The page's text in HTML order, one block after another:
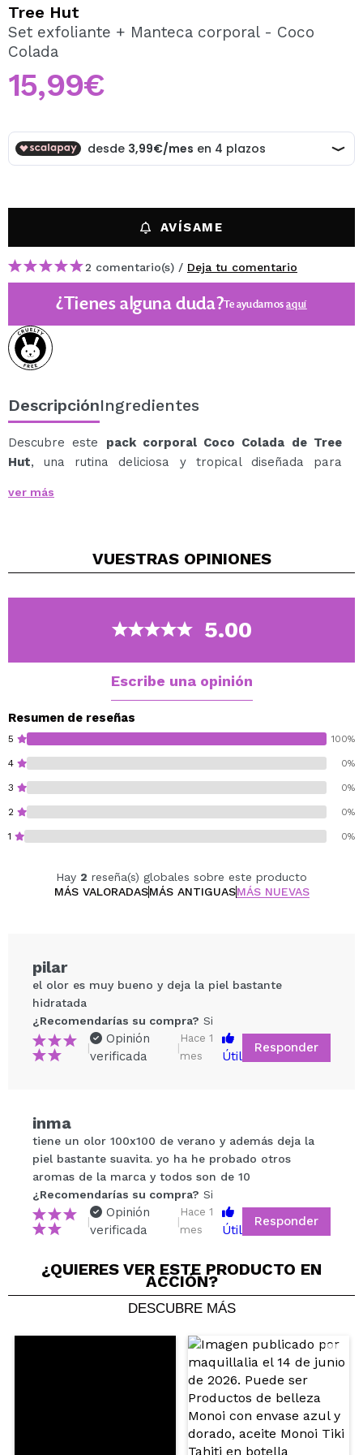
Al crear una cuenta en Maquillalia.com podrás realizar
tus compras rápidamente, revisar el estado de tus
Tree Hut
Set exfoliante + Manteca corporal - Coco
Colada
15,99€
AVÍSAME
2 comentario(s) / Deja tu comentario
¿Tienes alguna duda?Te ayudamosaquí
DescripciónIngredientes
Descubre este pack corporal Coco Colada de Tree
Hut, una rutina deliciosa y tropical diseñada para
en un aroma exótico irresistible.
exfoliante de azúcar con la nutrición intensa de la
flexible, luminosa y confortable.
Su fragancia combina notas de piña, leche de coco,
guayaba y orquídea blanca, transformando el momento
fresca, dulce y paradisíaca.
1 x Exfoliante de Azúcar Coco Colada (510g): ayuda
a eliminar células muertas e impurezas, dejando la
piel más suave, renovada y luminosa.
1 x Manteca Corporal Soufflé Coco Colada (240g):
nutre e hidrata intensamente, aportando suavidad,
ver más
VUESTRAS OPINIONES
5.00
Escribe una opinión
Resumen de reseñas
5 100%
4 0%
3 0%
2 0%
1 0%
Hay 2 reseña(s) globales sobre este producto
MÁS VALORADASMÁS ANTIGUASMÁS NUEVAS
Tu vídeo podría ser el primero. Imagínatelo...
¿Recomendarías su compra?
5/5
pilar
el olor es muy bueno y deja la piel bastante
hidratada
¿Recomendarías su compra? Si
|
Opinión
verificada
|
Hace 1
mes
Útil
Responder
inma
tiene un olor 100x100 de verano y además deja la
piel bastante suavita. yo ha he probado otros
aromas de la marca y todos son de 10
¿Recomendarías su compra? Si
|
Opinión
verificada
|
Hace 1
mes
Útil
Responder
¿QUIERES VER ESTE PRODUCTO EN
ACCIÓN?
DESCUBRE MÁS